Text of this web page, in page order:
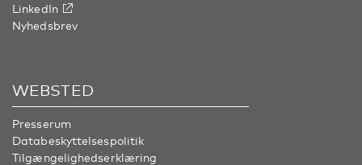
LinkedIn
Nyhedsbrev
WEBSTED
Presserum
Databeskyttelsespolitik
Tilgængelighedserklæring